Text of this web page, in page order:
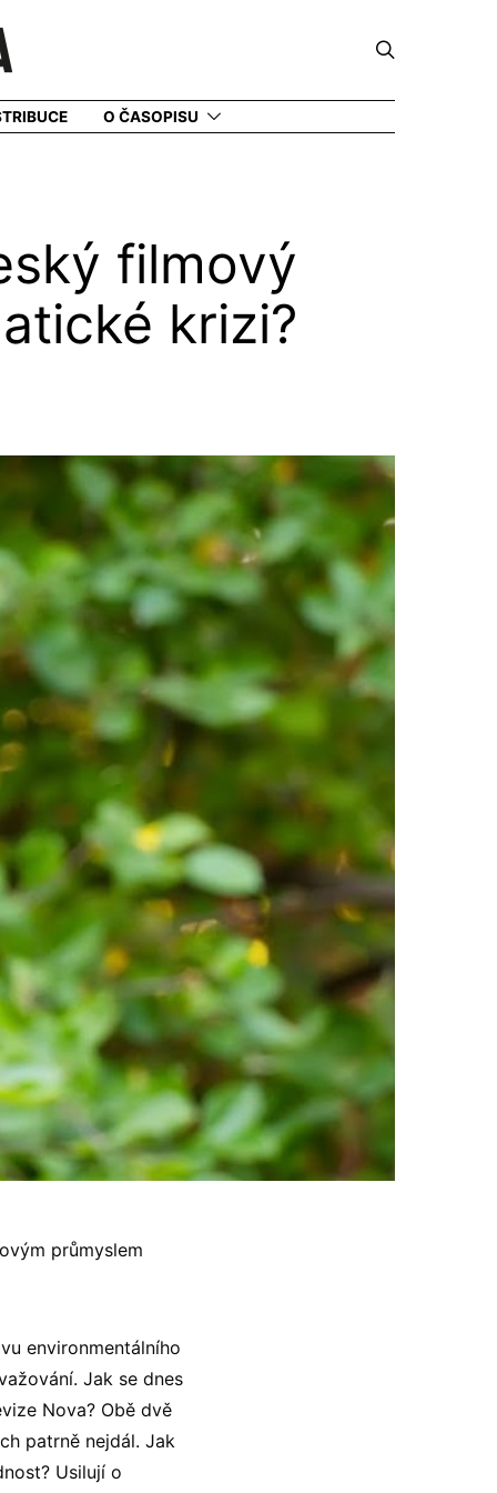
O ČASOPISU
filmový
krizi?
průmyslem
environmentálního
Jak se dnes
Nova? Obě dvě
patrně nejdál. Jak
Usilují o